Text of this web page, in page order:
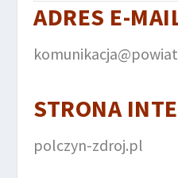
ADRES E-
STRONA
polczyn-zdroj.pl